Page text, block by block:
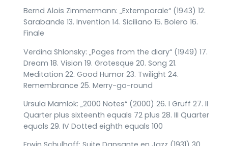
Bernd Alois Zimmermann: „Extemporale“ (1943) 12.
Sarabande 13. Invention 14. Siciliano 15. Bolero 16.
Finale
Verdina Shlonsky: „Pages from the diary“ (1949) 17.
Dream 18. Vision 19. Grotesque 20. Song 21.
Meditation 22. Good Humor 23. Twilight 24.
Remembrance 25. Merry-go-round
Ursula Mamlok: „2000 Notes“ (2000) 26. I Gruff 27. II
Quarter plus sixteenth equals 72 plus 28. III Quarter
equals 29. IV Dotted eighth equals 100